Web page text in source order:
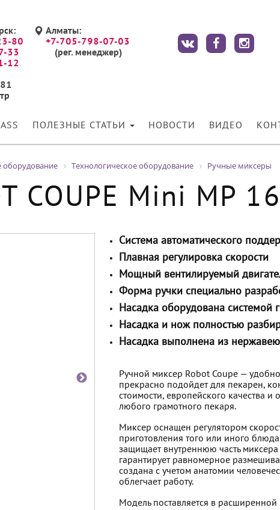
80
33
12
Алматы:
+7-705-798-07-03
(рег. менеджер)
ПОЛЕЗНЫЕ СТАТЬИ НОВОСТИ ВИДЕО
Технологическое оборудование Ручные миксеры
COUPE Mini MP
Система автоматического
Плавная регулировка скорости
Мощный вентилируемый
Форма ручки специально
Насадка оборудована системой
Насадка и нож полностью
Насадка выполнена из
Ручной миксер Robot Coupe —
прекрасно подойдет для пекарен,
стоимости, европейского качества
любого грамотного пекаря.
Миксер оснащен регулятором
приготовления того или иного
защищает внутреннюю часть
гарантирует равномерное
создана с учетом анатомии
облегчает работу.
Модель поставляется в